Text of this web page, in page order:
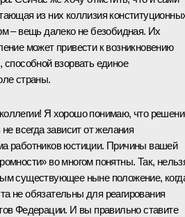
из них коллизия
– вещь далеко не безобидная. Их
может привести к возникновению
способной взорвать единое
страны.
Я хорошо понимаю, что
всегда зависит от желания
работников юстиции. Причины вашей
во многом понятны. Так,
существующее ныне положение,
не обязательны для реагирования
Федерации. И вы правильно ставите